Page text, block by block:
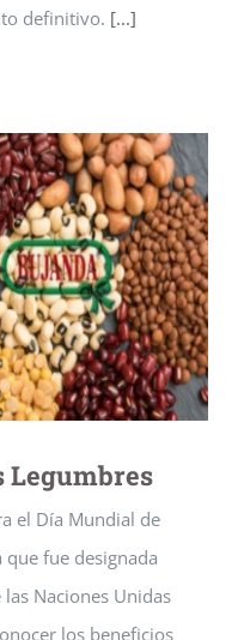
definitivo. [...]
Legumbres
el Día Mundial de
fue designada
Naciones Unidas
los beneficios